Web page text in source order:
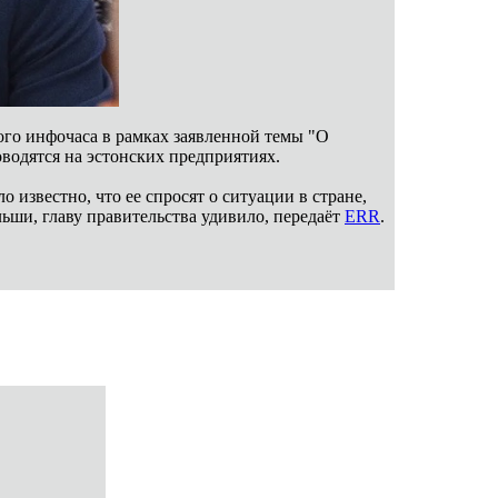
инфочаса в рамках заявленной темы "О
на эстонских предприятиях.
что ее спросят о ситуации в стране,
главу правительства удивило, передаёт ERR.